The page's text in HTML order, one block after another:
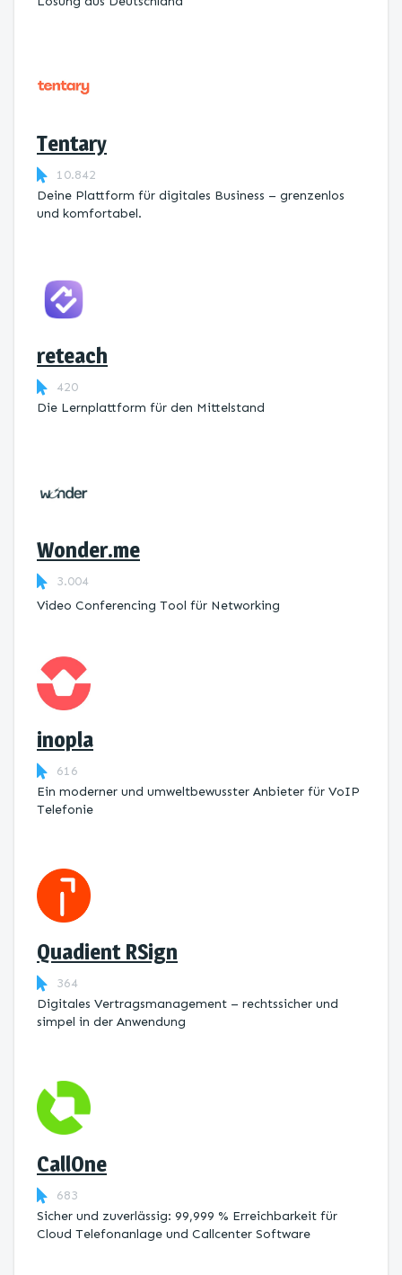
Tentary
10.842
Deine Plattform für digitales Business – grenzenlos
und komfortabel.
reteach
420
Die Lernplattform ​für den Mittelstand
Wonder.me
3.004
Video Conferencing Tool für Networking
inopla
616
Ein moderner und umweltbewusster Anbieter für VoIP
Telefonie
Quadient RSign
364
Digitales Vertragsmanagement – rechtssicher und
simpel in der Anwendung
CallOne
683
Sicher und zuverlässig: 99,999 % Erreichbarkeit für
Cloud Telefonanlage und Callcenter Software